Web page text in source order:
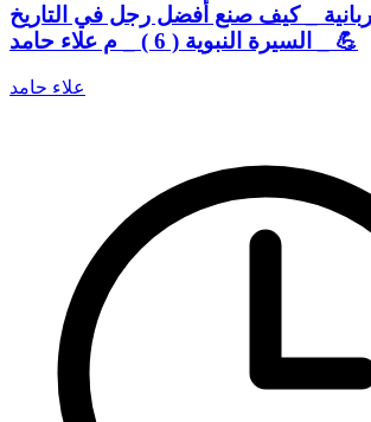
_ كيف صنع أفضل رجل في التاريخ
💪 _ السيرة النبوية ( 6 ) _ م علاء حامد
علاء حامد